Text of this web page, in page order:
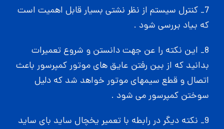
7_ کنترل سیستم از نظر نشتی بسیار قابل اهمیت است
که بیاد بررسی شود .
8_ این نکته را عن جهت دانستن و شروع تعمیرات
بدانید که از بین رفتن عایق های موتور کمپرسور باعث
اتصال و قطع سیمهای موتور خواهد شد که دلیل
سوختن کمپرسور می شود .
9_ نکته دیگر در رابطه با تعمیر یخچال ساید بای ساید